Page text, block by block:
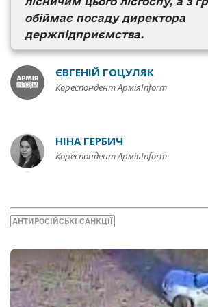
обіймає посаду директора
держпідприємства.
ЄВГЕНІЙ ГОЦУЛЯК
Кореспондент АрміяInform
НІНА ГЕРБИЧ
Кореспондент АрміяInform
АНТИРОСІЙСЬКІ САНКЦІЇ